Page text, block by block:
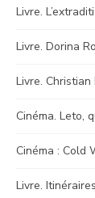
Livre.
Livre. Dorina
Livre.
Cinéma. Leto,
Cinéma : Cold
Livre.